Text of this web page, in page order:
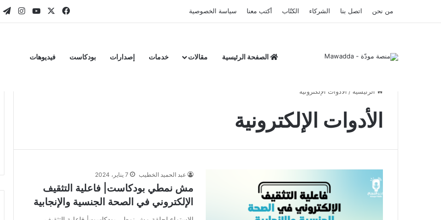
من نحن اتصل بنا الشركاء الكتّاب أكتب معنا سياسة الخصوصية فيسبوك ‫YouTube
الصفحة الرئيسية مقالات خدمات إصدارات بودكاست فيديوهات
الرئيسية / الأدوات الإلكترونية
الأدوات الإلكترونية
عبد الحميد الخطيب 7 يناير، 2024
مش نمطي بودكاست| فاعلية التثقيف
الإلكتروني في الصحة الجنسية والإنجابية